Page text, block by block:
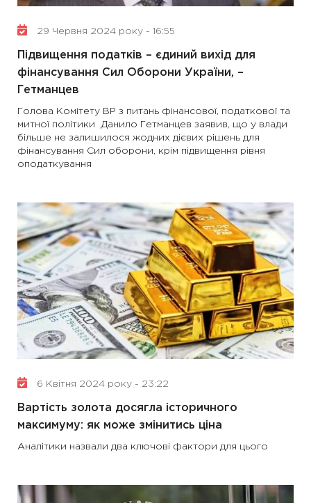
29 Червня 2024 року - 16:55
Підвищення податків – єдиний вихід для
фінансування Сил Оборони України, –
Гетманцев
Голова Комітету ВР з питань фінансової, податкової та
митної політики Данило Гетманцев заявив, що у влади
більше не залишилося жодних дієвих рішень для
фінансування Сил оборони, крім підвищення рівня
оподаткування
6 Квітня 2024 року - 23:22
Вартість золота досягла історичного
максимуму: як може змінитись ціна
Аналітики назвали два ключові фактори для цього